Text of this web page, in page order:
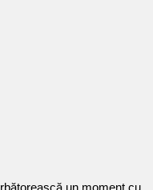
un moment cu